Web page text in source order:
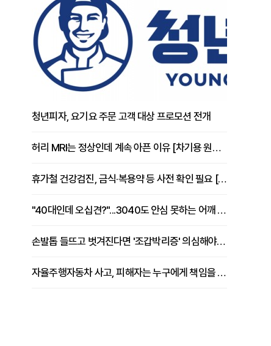
청년피자, 요기요 주문 고객 대상 프로모션 전개
허리 MRI는 정상인데 계속 아픈 이유 [차기용 원장 칼럼]
휴가철 건강검진, 금식·복용약 등 사전 확인 필요 [정도감 원장 칼럼]
"40대인데 오십견?"...3040도 안심 못하는 어깨 유착성 관절낭염
손발톱 들뜨고 벗겨진다면 '조갑박리증' 의심해야 [김철윤 원장 칼럼]
자율주행자동차 사고, 피해자는 누구에게 책임을 물을 수 있을까